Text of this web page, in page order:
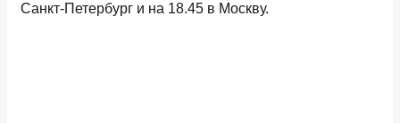
Санкт-Петербург и на 18.45 в Москву.